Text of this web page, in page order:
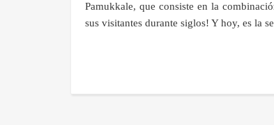
Pamukkale, que consiste en la
sus visitantes durante siglos! Y hoy, es la